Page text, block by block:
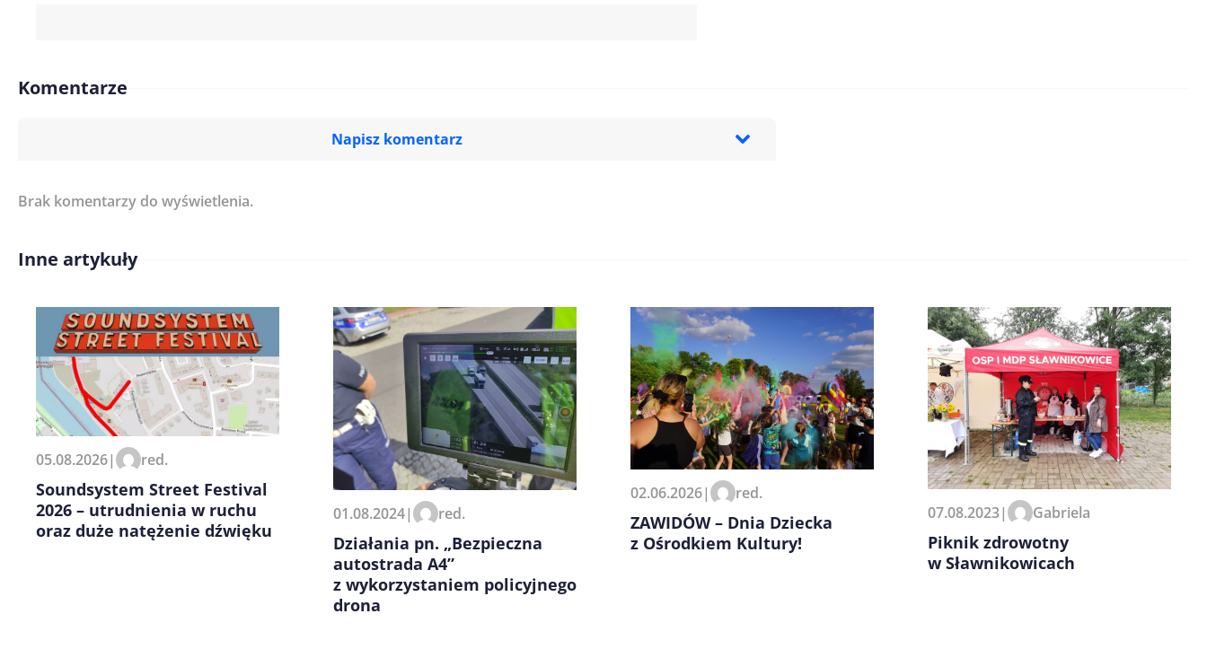
Komentarze
Napisz komentarz
Imię/ Nick*
Zapamiętaj moje dane w tej przeglądarce podczas pisania
kolejnych komentarzy.
Brak komentarzy do wyświetlenia.
Inne artykuły
05.08.2026| red.
Soundsystem Street Festival
2026 – utrudnienia w ruchu
oraz duże natężenie dźwięku
01.08.2024| red.
Działania pn. „Bezpieczna
autostrada A4”
z wykorzystaniem policyjnego
drona
02.06.2026| red.
ZAWIDÓW – Dnia Dziecka
z Ośrodkiem Kultury!
07.08.2023| Gabriela
Piknik zdrowotny
w Sławnikowicach